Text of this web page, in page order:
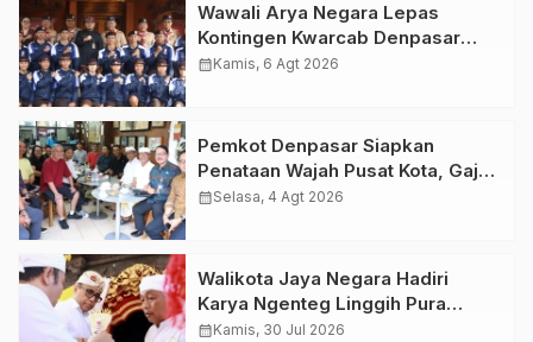
Wawali Arya Negara Lepas
Kontingen Kwarcab Denpasar
Menuju Jambore Nasional XII
calendar_monthKamis, 6 Agt 2026
Pemkot Denpasar Siapkan
Penataan Wajah Pusat Kota, Gajah
Mada Jadi Salah Satu Kawasan
calendar_monthSelasa, 4 Agt 2026
Walikota Jaya Negara Hadiri
Karya Ngenteg Linggih Pura
Gunung Sari Desa Adat Peraupan
calendar_monthKamis, 30 Jul 2026